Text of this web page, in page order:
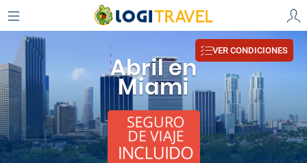
Abril en
Miami
VER CONDICIONES